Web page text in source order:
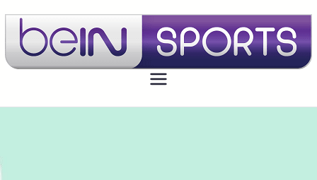
بي ان سبورت الكويت
تجديد اشتراك بي ان سبورت اون لاين